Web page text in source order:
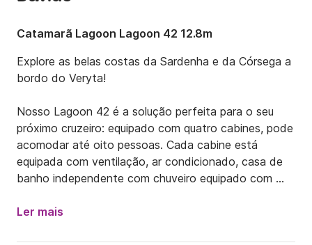
Catamarã Lagoon Lagoon 42 12.8m
Explore as belas costas da Sardenha e da Córsega a
bordo do Veryta!
Nosso Lagoon 42 é a solução perfeita para o seu
próximo cruzeiro: equipado com quatro cabines, pode
acomodar até oito pessoas. Cada cabine está
equipada com ventilação, ar condicionado, casa de
banho independente com chuveiro equipado com
Ler mais